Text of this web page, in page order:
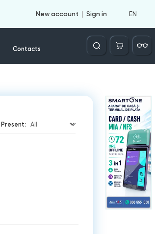
New account Sign in EN
Contacts
Căutare
Present: